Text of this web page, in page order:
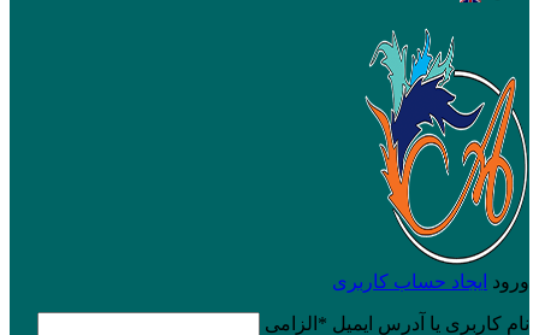
ورود ایجاد حساب کاربری
نام کاربری یا آدرس ایمیل * الزامی